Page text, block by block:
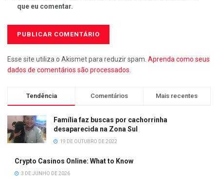
que eu comentar.
Esse site utiliza o Akismet para reduzir spam. Aprenda como seus
dados de comentários são processados
Tendência Comentários Mais recentes
Família faz buscas por cachorrinha
desaparecida na Zona Sul
19 DE OUTUBRO DE 2022
Crypto Casinos Online: What to Know
3 DE JUNHO DE 2026